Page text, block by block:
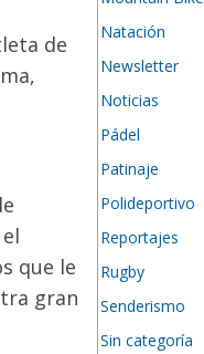
de
que le
gran
Natación
Newsletter
Noticias
Pádel
Patinaje
Polideportivo
Reportajes
Rugby
Senderismo
Sin categoría